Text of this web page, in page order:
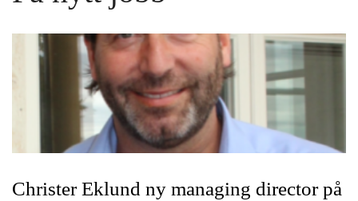
Christer Eklund ny managing director på